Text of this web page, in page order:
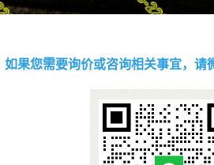
如果您需要询价或咨询相关事宜，请